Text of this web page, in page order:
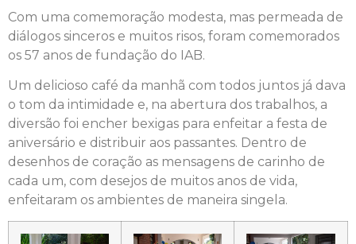
Com uma comemoração modesta, mas permeada de
diálogos sinceros e muitos risos, foram comemorados
os 57 anos de fundação do IAB.
Um delicioso café da manhã com todos juntos já dava
o tom da intimidade e, na abertura dos trabalhos, a
diversão foi encher bexigas para enfeitar a festa de
aniversário e distribuir aos passantes. Dentro de
desenhos de coração as mensagens de carinho de
cada um, com desejos de muitos anos de vida,
enfeitaram os ambientes de maneira singela.